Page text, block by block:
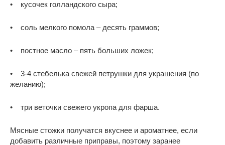
• кусочек голландского сыра;
• соль мелкого помола – десять граммов;
• постное масло – пять больших ложек;
• 3-4 стебелька свежей петрушки для украшения (по
желанию);
• три веточки свежего укропа для фарша.
Мясные стожки получатся вкуснее и ароматнее, если
добавить различные приправы, поэтому заранее